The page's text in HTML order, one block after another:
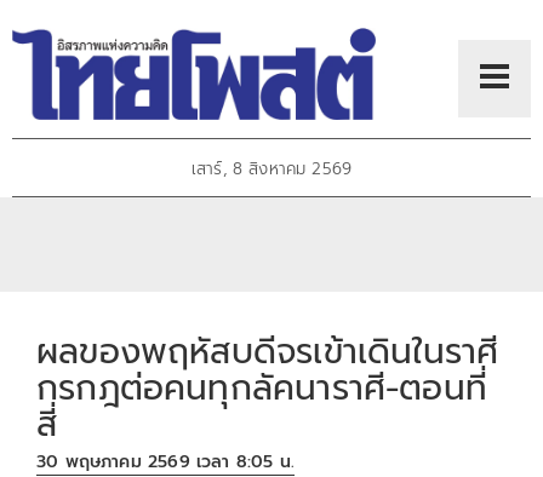
เสาร์, 8 สิงหาคม 2569
ผลของพฤหัสบดีจรเข้าเดินในราศี
กรกฎต่อคนทุกลัคนาราศี-ตอนที่
สี่
30 พฤษภาคม 2569 เวลา 8:05 น.